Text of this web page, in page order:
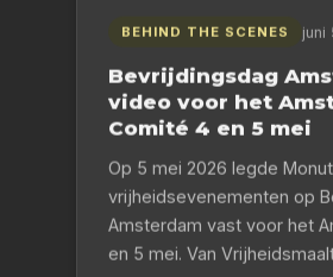
BEHIND THE SCENES juni
Bevrijdingsdag
video voor het
Comité 4 en 5 mei
Op 5 mei 2026 legde
vrijheidsevenementen op
Amsterdam vast voor het
en 5 mei. Van